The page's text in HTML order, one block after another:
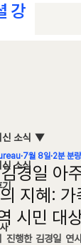
강
소식
소식
경일 아
지혜:
시민 대
7월 8일 2분 분량
진행한 김경일 연